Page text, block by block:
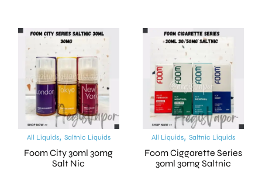
All Liquids, Saltnic Liquids
Foom City 30ml 30mg
Salt Nic
All Liquids,Saltnic Liquids
Foom Ciggarette Series
30ml 30mg Saltnic